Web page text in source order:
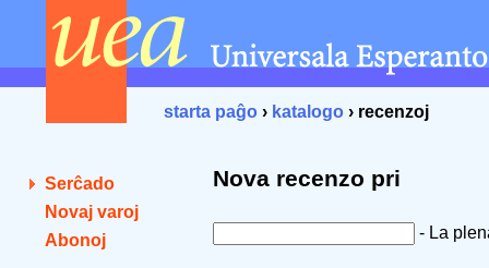
starta paĝo › katalogo › recenzoj
Serĉado
Novaj varoj
Abonoj
Nova recenzo pri
- La